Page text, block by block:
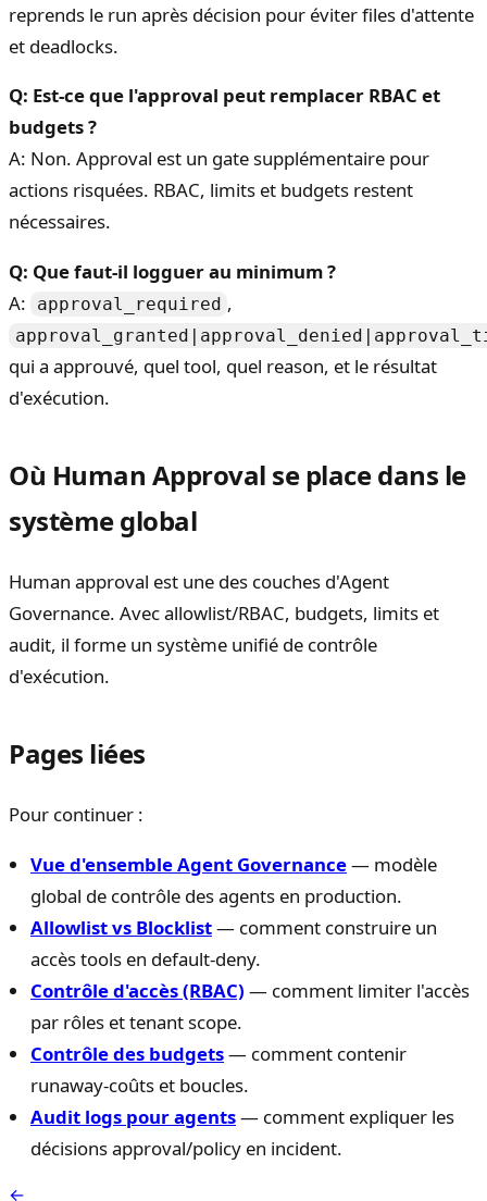
reprends le run après décision pour éviter files d'attente
et deadlocks.
Q: Est-ce que l'approval peut remplacer RBAC et
budgets ?
A: Non. Approval est un gate supplémentaire pour
actions risquées. RBAC, limits et budgets restent
nécessaires.
Q: Que faut-il logguer au minimum ?
A:
approval_required ,
qui a approuvé, quel tool, quel reason, et le résultat
d'exécution.
Où Human Approval se place dans le
système global
Human approval est une des couches d'Agent
Governance. Avec allowlist/RBAC, budgets, limits et
audit, il forme un système unifié de contrôle
d'exécution.
Pages liées
Pour continuer :
Vue d'ensemble Agent Governance— modèle
global de contrôle des agents en production.
Allowlist vs Blocklist— comment construire un
accès tools en default-deny.
Contrôle d'accès (RBAC) — comment limiter l'accès
par rôles et tenant scope.
Contrôle des budgets— comment contenir
runaway-coûts et boucles.
Audit logs pour agents— comment expliquer les
décisions approval/policy en incident.
←